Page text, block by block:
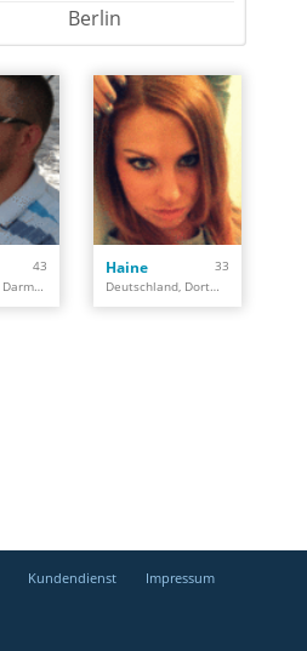
Berlin
43
Deutschland, Darmstadt
Haine
33
Deutschland, Dortmund
Kundendienst Impressum